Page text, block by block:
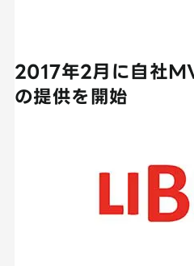
2017年2月に自社
の提供を開始